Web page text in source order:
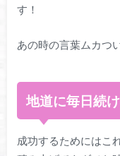
す！
あの時の言葉ムカつ
地道に毎日続
成功するためにはこ